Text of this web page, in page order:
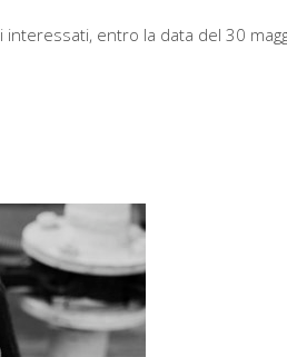
entro la data del 30